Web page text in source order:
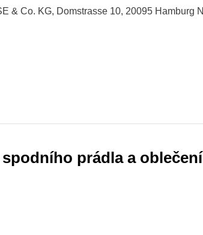
& Co. KG, Domstrasse 10, 20095 Hamburg
prádla a oblečení